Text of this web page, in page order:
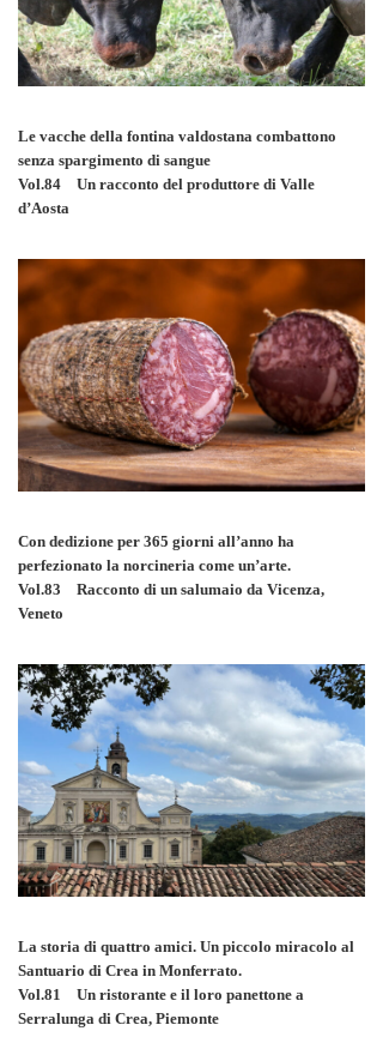
Le vacche della fontina valdostana combattono
senza spargimento di sangue
Vol.84 Un racconto del produttore di Valle
d’Aosta
Con dedizione per 365 giorni all’anno ha
perfezionato la norcineria come un’arte.
Vol.83 Racconto di un salumaio da Vicenza,
Veneto
La storia di quattro amici. Un piccolo miracolo al
Santuario di Crea in Monferrato.
Vol.81 Un ristorante e il loro panettone a
Serralunga di Crea, Piemonte